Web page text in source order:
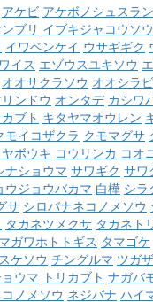
アケビ アケボノシュスラン
ブリ イブキジャコウソウ
イワベンケイ ウサギギク
イス エゾウスユキソウ
オオサクラソウ オオシラ
ンドウ オンタデ カシワ
ブト キタヤマオウレン
モイコザクラ クモマグサ
ボウキ コウリンカ コオ
ナショウマ サワギク サワ
ウジョウバカマ 白樺 シラ
サ シロバナネコノメソウ
タカネツメクサ タカネト
ガワホトトギス タマゴケ
ケソウ チングルマ ツガ
ウマ トリカブト ナガバ
ノメソウ ネジバナ ハイ